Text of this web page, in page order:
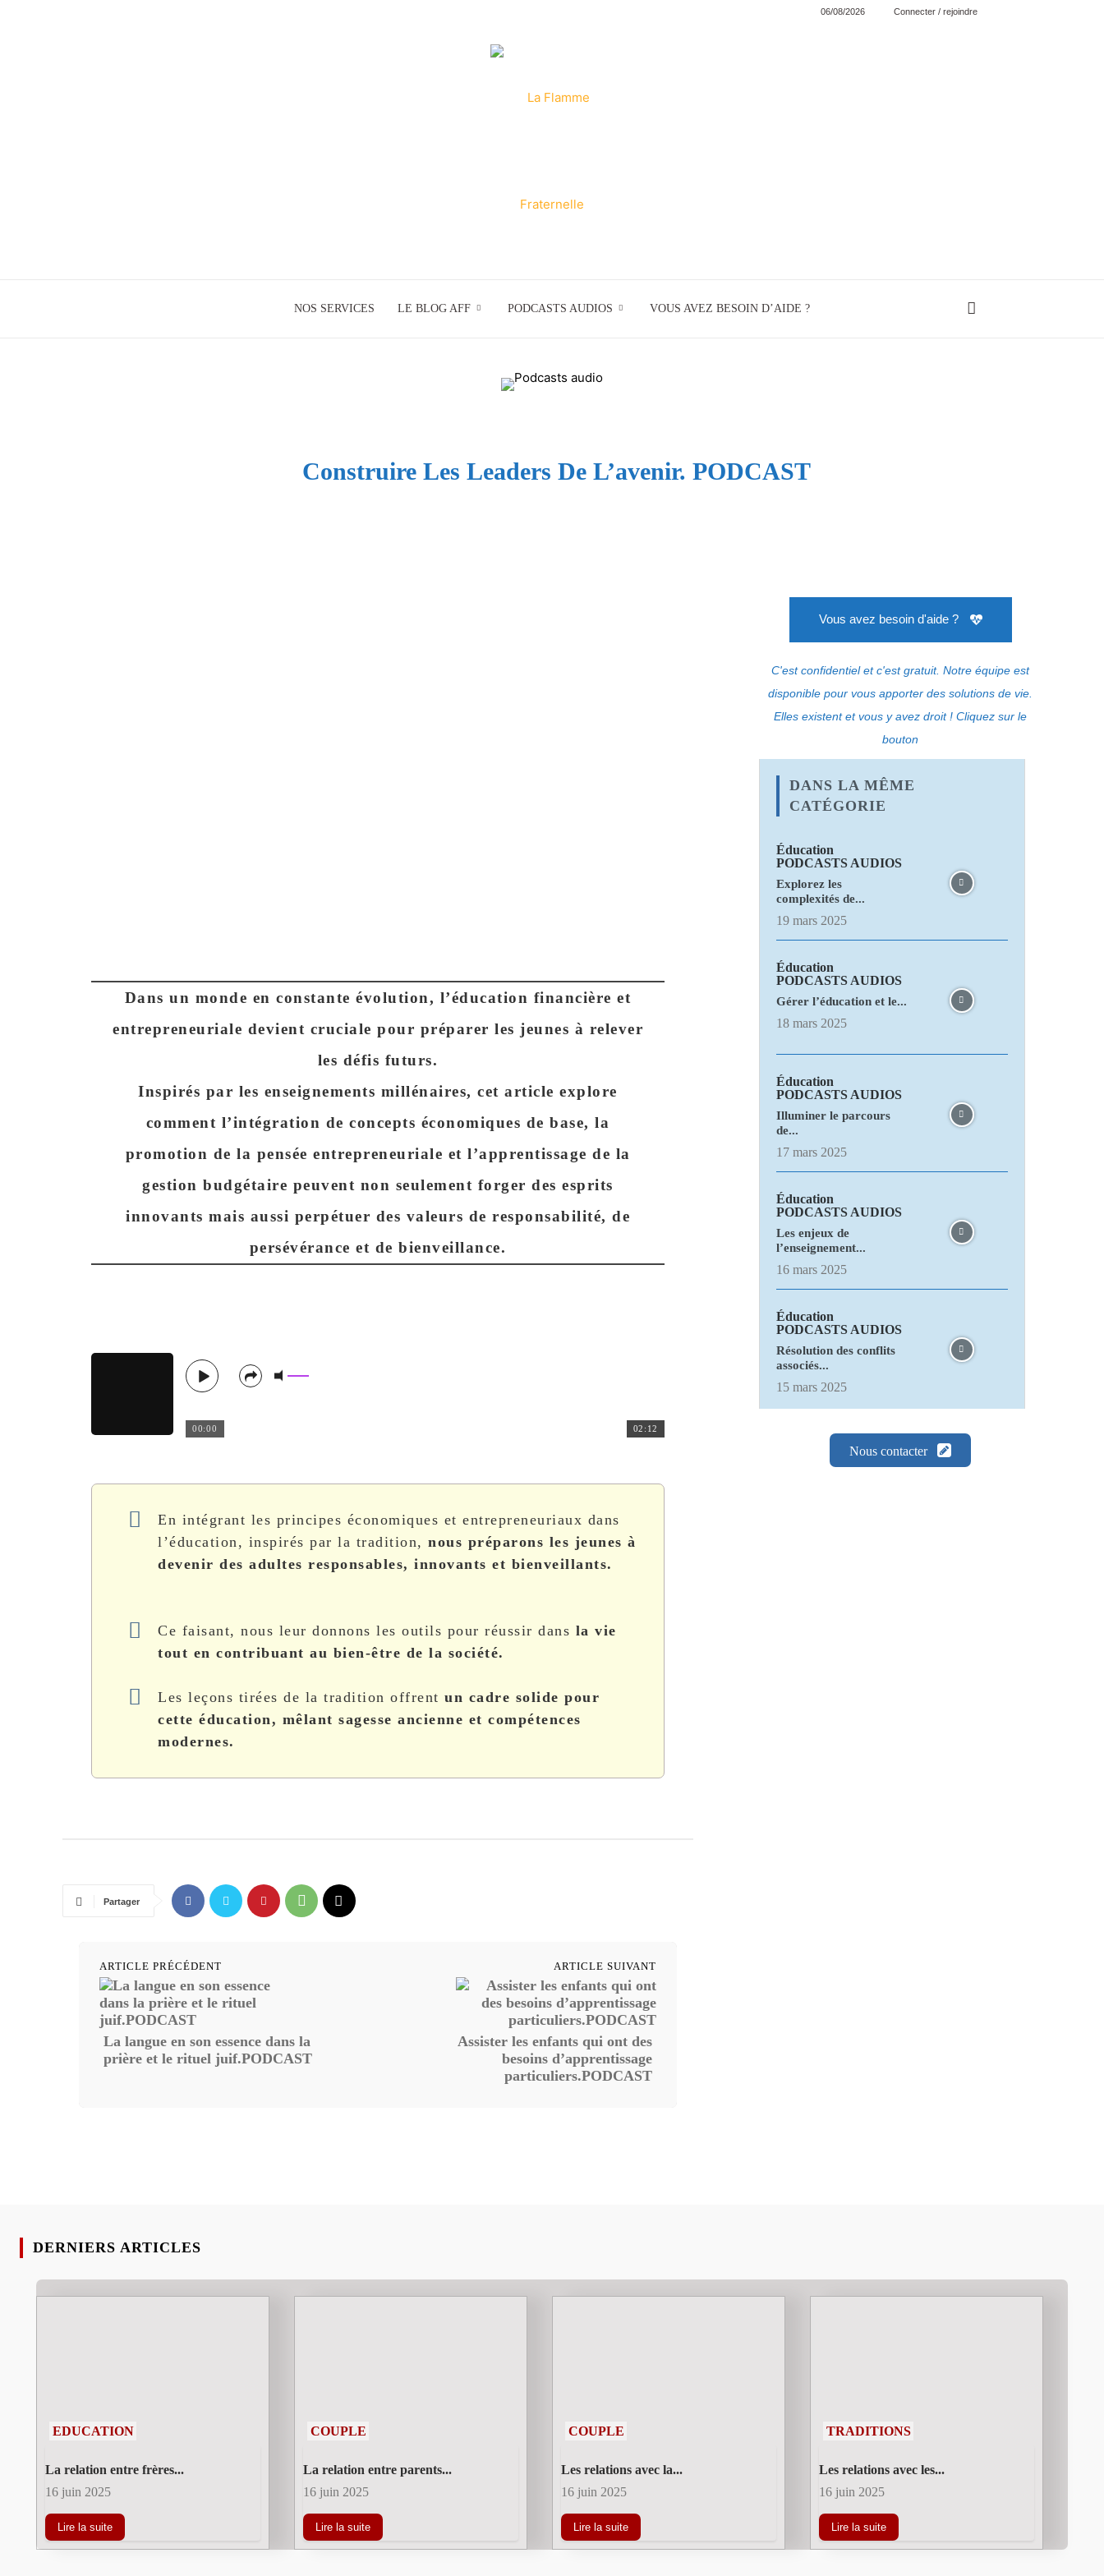
06/08/2026 Connecter / rejoindre
La
NOS SERVICES LE BLOG AFF PODCASTS AUDIOS VOUS AVEZ BESOIN D’AIDE ?
Construire Les Leaders De L’avenir. PODCAST
Dans un monde en constante évolution, l’éducation financière et
entrepreneuriale devient cruciale pour préparer les jeunes à relever
les défis futurs.
Inspirés par les enseignements millénaires, cet article explore
comment l’intégration de concepts économiques de base, la
promotion de la pensée entrepreneuriale et l’apprentissage de la
gestion budgétaire peuvent non seulement forger des esprits
innovants mais aussi perpétuer des valeurs de responsabilité, de
persévérance et de bienveillance.
02:12
00:00
En intégrant les principes économiques et entrepreneuriaux dans
l’éducation, inspirés par la tradition, nous préparons les jeunes à
devenir des adultes responsables, innovants et bienveillants.
Ce faisant, nous leur donnons les outils pour réussir dans la vie
tout en contribuant au bien-être de la société.
Les leçons tirées de la tradition offrent un cadre solide pour
cette éducation, mêlant sagesse ancienne et compétences
modernes.
Partager
ARTICLE PRÉCÉDENT
La langue en son essence dans la
prière et le rituel juif.PODCAST
ARTICLE SUIVANT
Assister les enfants qui ont des
besoins d’apprentissage
particuliers.PODCAST
Vous avez besoin d'aide ?
C'est confidentiel et c'est gratuit. Notre équipe est
disponible pour vous apporter des solutions de vie.
Elles existent et vous y avez droit ! Cliquez sur le
bouton
DANS LA MÊME
CATÉGORIE
Éducation
PODCASTS AUDIOS
Explorez les
complexités de...
19 mars 2025
Éducation
PODCASTS AUDIOS
Gérer l’éducation et le...
18 mars 2025
Éducation
PODCASTS AUDIOS
Illuminer le parcours
de...
17 mars 2025
Éducation
PODCASTS AUDIOS
Les enjeux de
l’enseignement...
16 mars 2025
Éducation
PODCASTS AUDIOS
Résolution des conflits
associés...
15 mars 2025
Nous contacter
DERNIERS ARTICLES
EDUCATION
La relation entre frères...
16 juin 2025
Lire la suite
COUPLE
La relation entre parents...
16 juin 2025
Lire la suite
COUPLE
Les relations avec la...
16 juin 2025
Lire la suite
TRADITIONS
Les relations avec les...
16 juin 2025
Lire la suite